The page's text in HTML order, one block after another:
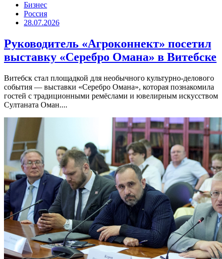
Бизнес
Россия
28.07.2026
Руководитель «Агроконнект» посетил
выставку «Серебро Омана» в Витебске
Витебск стал площадкой для необычного культурно-делового
события — выставки «Серебро Омана», которая познакомила
гостей с традиционными ремёслами и ювелирным искусством
Султаната Оман....